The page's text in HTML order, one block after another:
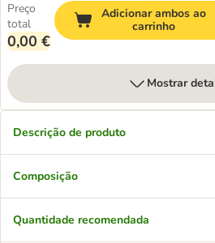
Preço
total
0,00 €
Adicionar ambos ao
carrinho
Mostrar
Descrição de produto
Composição
Quantidade recomendada